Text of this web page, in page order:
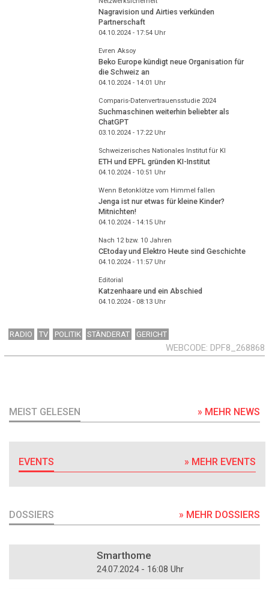
Nagravision und Airties verkünden
Partnerschaft
04.10.2024 - 17:54Uhr
Evren Aksoy
Beko Europe kündigt neue Organisation für
die Schweiz an
04.10.2024 - 14:01 Uhr
Comparis-Datenvertrauensstudie 2024
Suchmaschinen weiterhin beliebter als
ChatGPT
03.10.2024 - 17:22Uhr
Schweizerisches Nationales Institut für KI
ETH und EPFL gründen KI-Institut
04.10.2024 - 10:51 Uhr
Wenn Betonklötze vom Himmel fallen
Jenga ist nur etwas für kleine Kinder?
Mitnichten!
04.10.2024 - 14:15Uhr
Nach 12 bzw. 10 Jahren
CEtoday und Elektro Heute sind Geschichte
04.10.2024 - 11:57Uhr
Editorial
Katzenhaare und ein Abschied
04.10.2024 - 08:13Uhr
RADIO TV POLITIK STÄNDERAT GERICHT
WEBCODE DPF8_268868
MEIST GELESEN » MEHR NEWS
EVENTS » MEHR EVENTS
DOSSIERS » MEHR DOSSIERS
Smarthome
24.07.2024 - 16:08 Uhr